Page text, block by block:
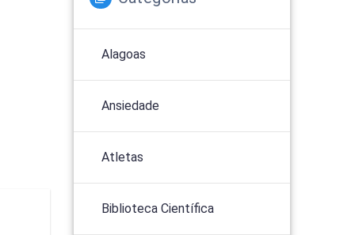
Alagoas
Ansiedade
Atletas
Biblioteca Científica